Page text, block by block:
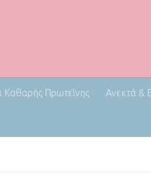
Καθαρής Πρωτεΐνης Ανεκτά &